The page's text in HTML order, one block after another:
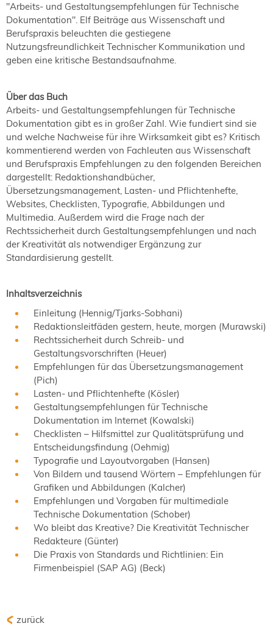
"Arbeits- und Gestaltungsempfehlungen für Technische
Dokumentation". Elf Beiträge aus Wissenschaft und
Berufspraxis beleuchten die gestiegene
Nutzungsfreundlichkeit Technischer Kommunikation und
geben eine kritische Bestandsaufnahme.
Über das Buch
Arbeits- und Gestaltungsempfehlungen für Technische
Dokumentation gibt es in großer Zahl. Wie fundiert sind sie
und welche Nachweise für ihre Wirksamkeit gibt es? Kritisch
kommentierend werden von Fachleuten aus Wissenschaft
und Berufspraxis Empfehlungen zu den folgenden Bereichen
dargestellt: Redaktionshandbücher,
Übersetzungsmanagement, Lasten- und Pflichtenhefte,
Websites, Checklisten, Typografie, Abbildungen und
Multimedia. Außerdem wird die Frage nach der
Rechtssicherheit durch Gestaltungsempfehlungen und nach
der Kreativität als notwendiger Ergänzung zur
Standardisierung gestellt.
Inhaltsverzeichnis
Einleitung (Hennig/Tjarks-Sobhani)
Redaktionsleitfäden gestern, heute, morgen (Murawski)
Rechtssicherheit durch Schreib- und
Gestaltungsvorschriften (Heuer)
Empfehlungen für das Übersetzungsmanagement
(Pich)
Lasten- und Pflichtenhefte (Kösler)
Gestaltungsempfehlungen für Technische
Dokumentation im Internet (Kowalski)
Checklisten – Hilfsmittel zur Qualitätsprüfung und
Entscheidungsfindung (Oehmig)
Typografie und Layoutvorgaben (Hansen)
Von Bildern und tausend Wörtern – Empfehlungen für
Grafiken und Abbildungen (Kalcher)
Empfehlungen und Vorgaben für multimediale
Technische Dokumentation (Schober)
Wo bleibt das Kreative? Die Kreativität Technischer
Redakteure (Günter)
Die Praxis von Standards und Richtlinien: Ein
Firmenbeispiel (SAP AG) (Beck)
zurück